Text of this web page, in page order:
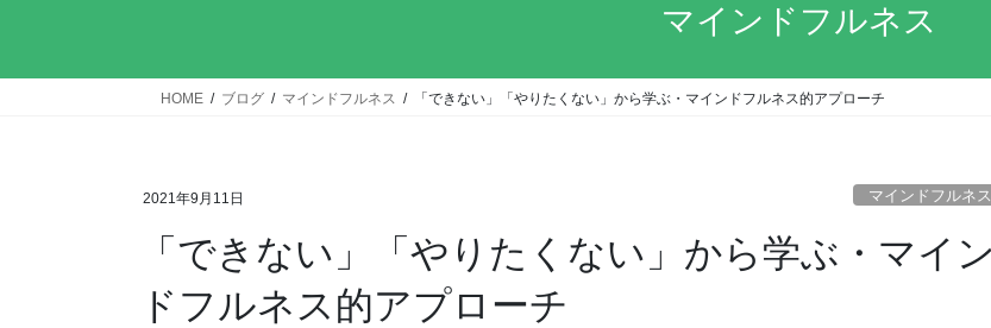
マインドフルネス
HOME ブログ マインドフルネス 「できない」「やりたくない」から学ぶ・マインドフルネス的アプローチ
2021年9月11日 マインドフルネス
「できない」「やりたくない」から学ぶ・マイン
ドフルネス的アプローチ